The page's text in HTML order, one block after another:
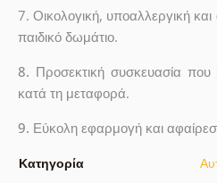
7. Οικολογική, υποαλλεργική
παιδικό δωμάτιο.
8. Προσεκτική συσκευασία που
κατά τη μεταφορά.
9. Εύκολη εφαρμογή και
Κατηγορία